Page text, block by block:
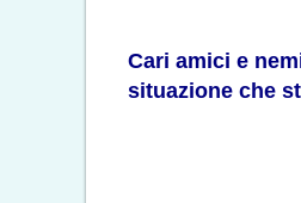
Cari amici e
situazione che